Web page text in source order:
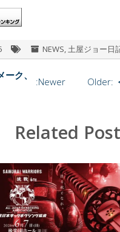
NEWS,土屋ジョー日
ク、
:Newer Older:
Related